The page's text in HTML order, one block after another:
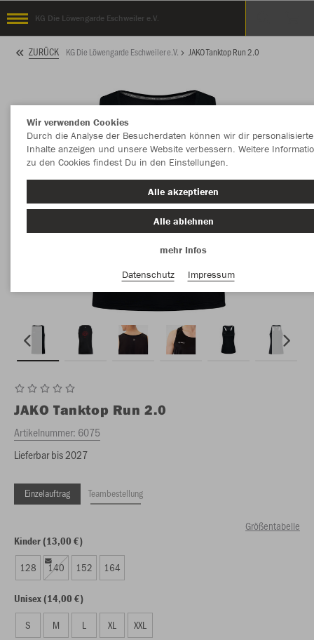
KG Die Löwengarde Eschweiler e.V.
ZURÜCK KG Die Löwengarde Eschweiler e.V. JAKO Tanktop Run 2.0
JAKO Tanktop Run 2.0
Artikelnummer: 6075
Lieferbar bis 2027
Einzelauftrag Teambestellung
Größentabelle
Kinder (13,00 €)
128 140 152 164
Unisex (14,00 €)
S M L XL XXL
Wir verwenden Cookies
Durch die Analyse der Besucherdaten können wir dir personalisierte
Inhalte anzeigen und unsere Website verbessern. Weitere
zu den Cookies findest Du in den Einstellungen.
Alle akzeptieren
Alle ablehnen
mehr Infos
Datenschutz
Impressum